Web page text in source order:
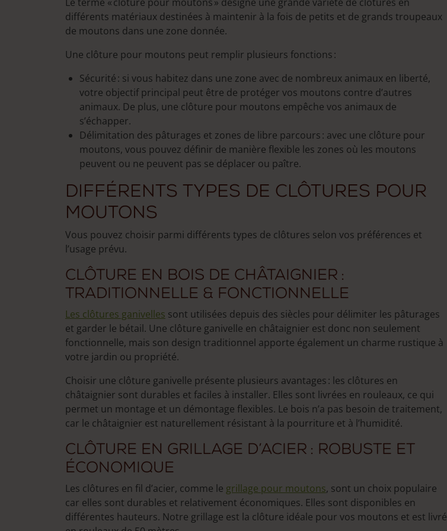
on
the
product
page
on
the
page
différents matériaux destinées à maintenir à la fois de petits et de grands troupeaux
de moutons dans une zone donnée.
Une clôture pour moutons peut remplir plusieurs fonctions :
Sécurité : si vous habitez dans une zone avec de nombreux animaux en liberté,
votre objectif principal peut être de protéger vos moutons contre d’autres
animaux. De plus, une clôture pour moutons empêche vos animaux de
s’échapper.
Délimitation des pâturages et zones de libre parcours : avec une clôture pour
moutons, vous pouvez définir de manière flexible les zones où les moutons
peuvent ou ne peuvent pas se déplacer ou paître.
Différents types de clôtures pour
moutons
Vous pouvez choisir parmi différents types de clôtures selon vos préférences et
l’usage prévu.
Clôture en bois de châtaignier :
traditionnelle & fonctionnelle
Les clôtures ganivelles sont utilisées depuis des siècles pour délimiter les pâturages
et garder le bétail. Une clôture ganivelle en châtaignier est donc non seulement
fonctionnelle, mais son design traditionnel apporte également un charme rustique à
votre jardin ou propriété.
Choisir une clôture ganivelle présente plusieurs avantages : les clôtures en
châtaignier sont durables et faciles à installer. Elles sont livrées en rouleaux, ce qui
permet un montage et un démontage flexibles. Le bois n’a pas besoin de traitement,
car le châtaignier est naturellement résistant à la pourriture et à l’humidité.
Clôture en grillage d’acier : robuste et
économique
Les clôtures en fil d’acier, comme le grillage pour moutons, sont un choix populaire
car elles sont durables et relativement économiques. Elles sont disponibles en
différentes hauteurs. Notre grillage est la clôture idéale pour vos moutons et est livré